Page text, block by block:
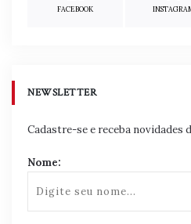
FACEBOOK
NEWSLETTER
Cadastre-se e receba novidades
Nome: